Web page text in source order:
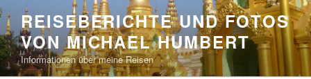
Zum
Inhalt
springen
REISEBERICHTE UND FOTOS
VON MICHAEL HUMBERT
Informationen über meine Reisen